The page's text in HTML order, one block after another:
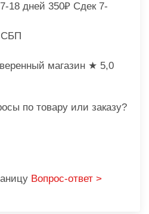
18 дней 350₽ Сдек 7-
СБП
магазин ★ 5,0
по товару или заказу?
Вопрос-ответ >